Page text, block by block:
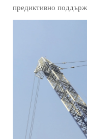
предиктивно